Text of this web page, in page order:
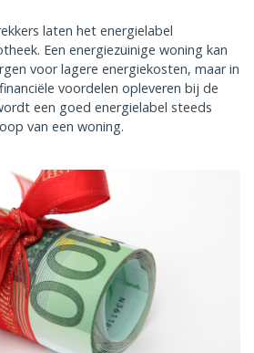
laten het energielabel
Een energiezuinige woning kan
voor lagere energiekosten, maar in
voordelen opleveren bij de
een goed energielabel steeds
van een woning.